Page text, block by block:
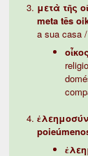
μετὰ τῆς
meta tēs
a sua casa